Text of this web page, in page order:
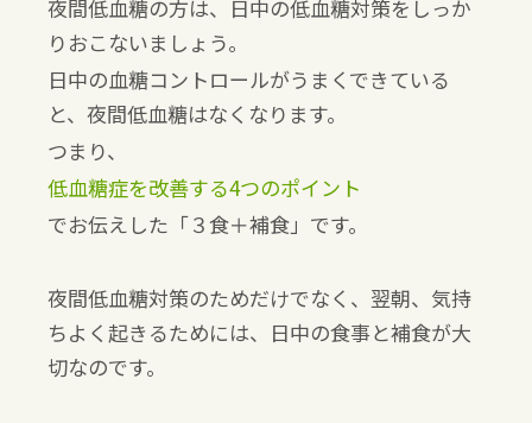
夜間低血糖の方は、日中の低血糖対策をしっか
りおこないましょう。
日中の血糖コントロールがうまくできている
と、夜間低血糖はなくなります。
つまり、
低血糖症を改善する4つのポイント
でお伝えした「３食＋補食」です。
夜間低血糖対策のためだけでなく、翌朝、気持
ちよく起きるためには、日中の食事と補食が大
切なのです。